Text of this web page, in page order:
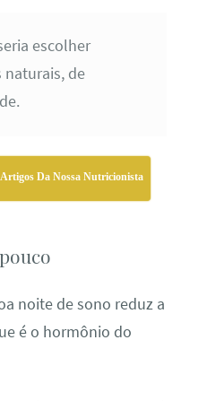
escolher
naturais, de
Da Nossa Nutricionista
noite de sono reduz a
é o hormônio do